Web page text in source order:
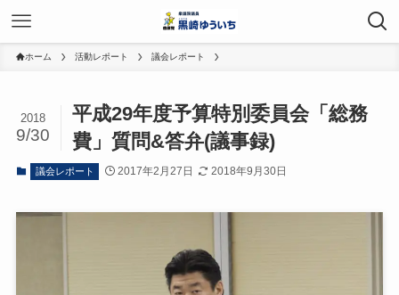
ホーム 活動レポート 議会レポート
平成29年度予算特別委員会「総務
費」質問&答弁(議事録)
2018
9/30
議会レポート 2017年2月27日 2018年9月30日